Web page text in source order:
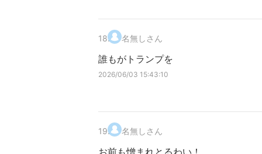
18. 名無しさん
誰もがトランプを
2026/06/03 15:43:10
19. 名無しさん